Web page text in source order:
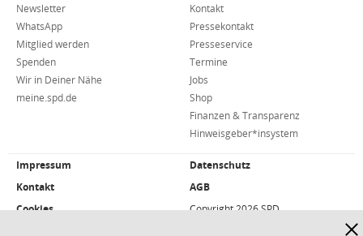
Newsletter
WhatsApp
Mitglied werden
Spenden
Wir in Deiner Nähe
meine.spd.de
Kontakt
Pressekontakt
Presseservice
Termine
Jobs
Shop
Finanzen & Transparenz
Hinweisgeber*insystem
Weiterführende
Links/Kleingedrucktes
Impressum
Datenschutz
Kontakt
AGB
Cookies
Copyright 2026 SPD